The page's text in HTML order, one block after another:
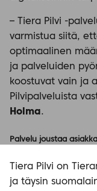
– Tiera Pilvi -
varmistua siitä,
optimaalinen
ja palveluiden
koostuvat vain ja
Pilvipalveluista
Holma.
Palvelu joustaa
Tiera Pilvi on
ja täysin